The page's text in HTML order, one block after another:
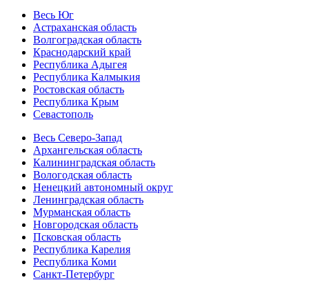
Весь Юг
Астраханская область
Волгоградская область
Краснодарский край
Республика Адыгея
Республика Калмыкия
Ростовская область
Республика Крым
Севастополь
Весь Северо-Запад
Архангельская область
Калининградская область
Вологодская область
Ненецкий автономный округ
Ленинградская область
Мурманская область
Новгородская область
Псковская область
Республика Карелия
Республика Коми
Санкт-Петербург